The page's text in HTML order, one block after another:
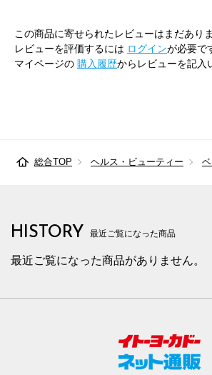
この商品に寄せられたレビューはまだありま
レビューを評価するには ログインが必要で
マイページの 購入履歴からレビューを記入
総合TOP ヘルス・ビューティー
HISTORY 最近ご覧になった商品
最近ご覧になった商品がありません。